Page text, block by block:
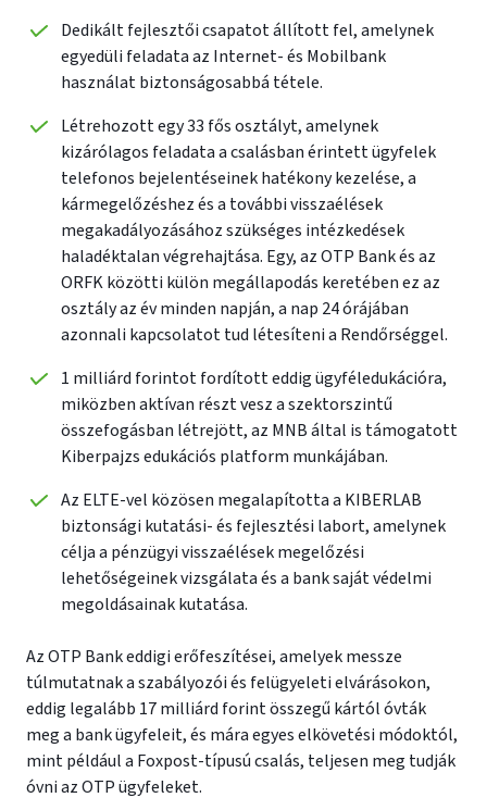
Dedikált fejlesztői csapatot állított fel, amelynek
egyedüli feladata az Internet- és Mobilbank
használat biztonságosabbá tétele.
Létrehozott egy 33 fős osztályt, amelynek
kizárólagos feladata a csalásban érintett ügyfelek
telefonos bejelentéseinek hatékony kezelése, a
kármegelőzéshez és a további visszaélések
megakadályozásához szükséges intézkedések
haladéktalan végrehajtása. Egy, az OTP Bank és az
ORFK közötti külön megállapodás keretében ez az
osztály az év minden napján, a nap 24 órájában
azonnali kapcsolatot tud létesíteni a Rendőrséggel.
1 milliárd forintot fordított eddig ügyféledukációra,
miközben aktívan részt vesz a szektorszintű
összefogásban létrejött, az MNB által is támogatott
Kiberpajzs edukációs platform munkájában.
Az ELTE-vel közösen megalapította a KIBERLAB
biztonsági kutatási- és fejlesztési labort, amelynek
célja a pénzügyi visszaélések megelőzési
lehetőségeinek vizsgálata és a bank saját védelmi
megoldásainak kutatása.
Az OTP Bank eddigi erőfeszítései, amelyek messze
túlmutatnak a szabályozói és felügyeleti elvárásokon,
eddig legalább 17 milliárd forint összegű kártól óvták
meg a bank ügyfeleit, és mára egyes elkövetési módoktól,
mint például a Foxpost-típusú csalás, teljesen meg tudják
óvni az OTP ügyfeleket.